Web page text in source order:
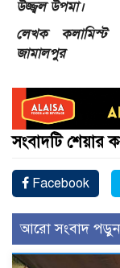
উজ্জ্বল উপমা।
লেখক কলামিস্ট
জামালপুর
সংবাদটি শেয়ার
Facebook
আরো সংবাদ পড়ুন